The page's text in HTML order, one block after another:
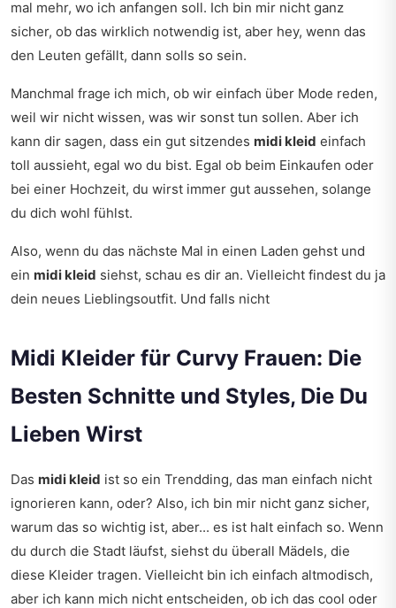
mal mehr, wo ich anfangen soll. Ich bin mir nicht ganz
sicher, ob das wirklich notwendig ist, aber hey, wenn das
den Leuten gefällt, dann solls so sein.
Manchmal frage ich mich, ob wir einfach über Mode reden,
weil wir nicht wissen, was wir sonst tun sollen. Aber ich
kann dir sagen, dass ein gut sitzendes midi kleid einfach
toll aussieht, egal wo du bist. Egal ob beim Einkaufen oder
bei einer Hochzeit, du wirst immer gut aussehen, solange
du dich wohl fühlst.
Also, wenn du das nächste Mal in einen Laden gehst und
ein midi kleid siehst, schau es dir an. Vielleicht findest du ja
dein neues Lieblingsoutfit. Und falls nicht
Midi Kleider für Curvy Frauen: Die
Besten Schnitte und Styles, Die Du
Lieben Wirst
Das midi kleid ist so ein Trendding, das man einfach nicht
ignorieren kann, oder? Also, ich bin mir nicht ganz sicher,
warum das so wichtig ist, aber... es ist halt einfach so. Wenn
du durch die Stadt läufst, siehst du überall Mädels, die
diese Kleider tragen. Vielleicht bin ich einfach altmodisch,
aber ich kann mich nicht entscheiden, ob ich das cool oder